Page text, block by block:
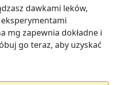
dawkami leków,
mg zapewnia dokładne i
go teraz, aby uzyskać